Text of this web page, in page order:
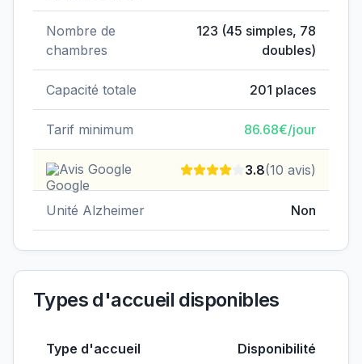
Nombre de
chambres
123 (45 simples, 78
doubles)
Capacité totale 201 places
Tarif minimum 86.68€/jour
Avis Google 3.8(10 avis)
Unité Alzheimer Non
Types d'accueil disponibles
Type d'accueil Disponibilité